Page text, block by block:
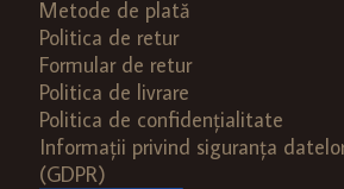
Metode de plată
Politica de retur
Formular de retur
Politica de livrare
Politica de confidențialitate
Informații privind siguranța
(GDPR)